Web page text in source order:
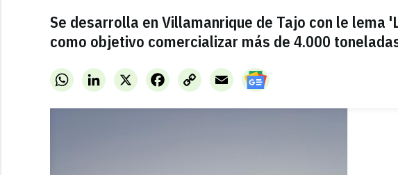
Se desarrolla en Villamanrique de Tajo con le lema
como objetivo comercializar más de 4.000
WhatsAppLinkedInX FacebookCopy
Link
Email